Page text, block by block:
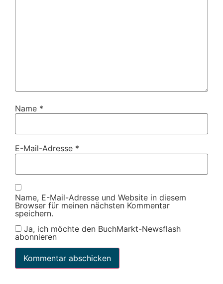
Name *
E-Mail-Adresse *
Name, E-Mail-Adresse und Website in diesem
Browser für meinen nächsten Kommentar
speichern.
Ja, ich möchte den BuchMarkt-Newsflash
abonnieren